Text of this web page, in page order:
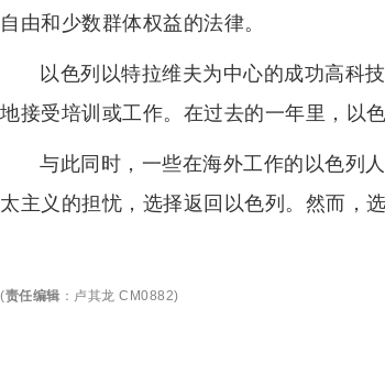
自由和少数群体权益的法律。
以色列以特拉维夫为中心的成功高科
地接受培训或工作。在过去的一年里，以
与此同时，一些在海外工作的以色列
太主义的担忧，选择返回以色列。然而，
(责任编辑 ： 卢其龙 CM0882)